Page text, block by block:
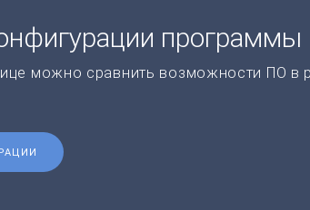
программы
можно сравнить возможности ПО в